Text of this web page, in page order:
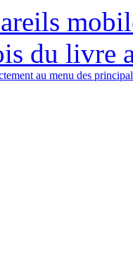
du livre
au menu des